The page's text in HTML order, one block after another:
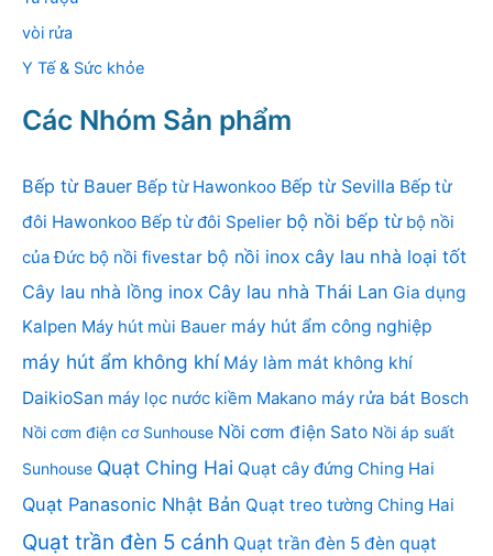
vòi rửa
Y Tế & Sức khỏe
Các Nhóm Sản phẩm
Bếp từ Bauer Bếp từ Hawonkoo Bếp từ Sevilla Bếp từ
đôi Hawonkoo Bếp từ đôi Spelier bộ nồi bếp từ bộ nồi
của Đức bộ nồi fivestar bộ nồi inox cây lau nhà loại tốt
Cây lau nhà lồng inox Cây lau nhà Thái Lan Gia dụng
Kalpen Máy hút mùi Bauer máy hút ẩm công nghiệp
máy hút ẩm không khí Máy làm mát không khí
DaikioSan máy lọc nước kiềm Makano máy rửa bát Bosch
Nồi cơm điện cơ Sunhouse Nồi cơm điện Sato Nồi áp suất
Sunhouse Quạt Ching Hai Quạt cây đứng Ching Hai
Quạt Panasonic Nhật Bản Quạt treo tường Ching Hai
Quạt trần đèn 5 cánh Quạt trần đèn 5 đèn quạt